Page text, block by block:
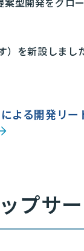
を新設しまし
よる開発リー
プサ